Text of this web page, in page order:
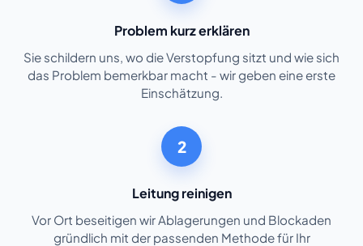
Problem kurz erklären
Sie schildern uns, wo die Verstopfung sitzt und wie sich
das Problem bemerkbar macht - wir geben eine erste
Einschätzung.
2
Leitung reinigen
Vor Ort beseitigen wir Ablagerungen und Blockaden
gründlich mit der passenden Methode für Ihr